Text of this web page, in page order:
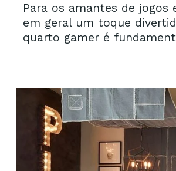
Para os amantes de jogos
em geral um toque
quarto gamer é